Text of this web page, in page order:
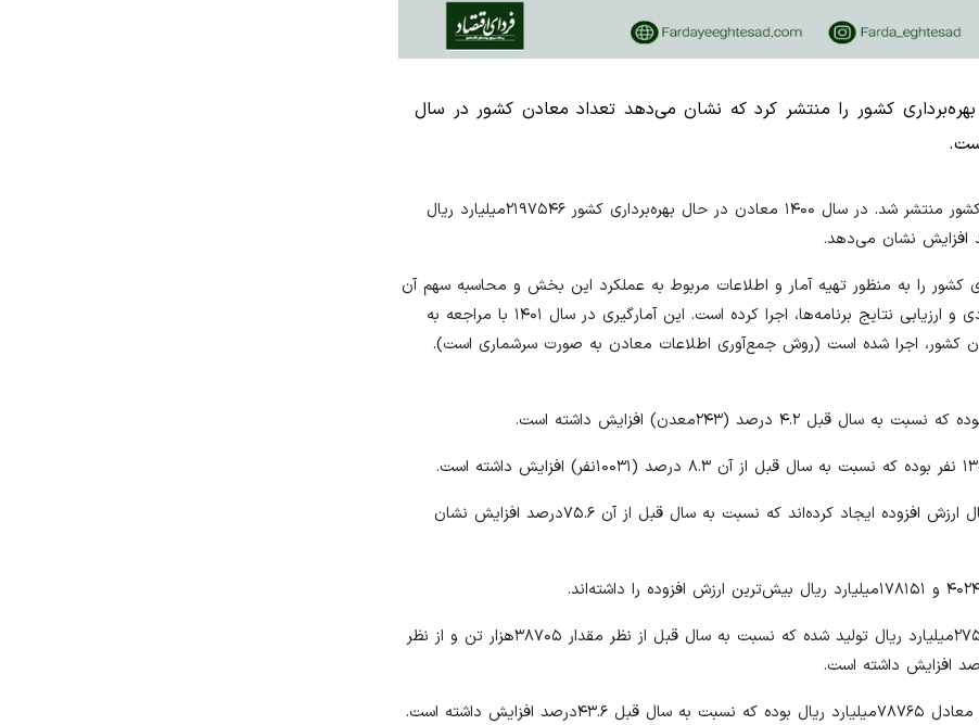
بهره‌برداری کشور را منتشر کرد که نشان می‌دهد تعداد معادن کشور در سال
نتایج طرح آمارگیری از معادن در حال بهره‌برداری کشور منتشر شد. در سال ۱۴۰۰ معادن در حال بهره‌برداری کشور ۲۱۹۷۵۴۶میلیارد ریال
کشور را به منظور تهیه آمار و اطلاعات مربوط به عملکرد این بخش و محاسبه سهم آن
در تولید ناخالص داخلی کشور، همچنین اتخاذ سیاست‌های اقتصادی و ارزیابی نتایج برنامه‌ها، اجرا کرده است. این آمارگیری در سال ۱۴۰۱ با مراجعه به
برای دستیابی به اطلاعات نهایی شده سال ۱۴۰۰معادن کشور، اجرا شده است (روش جمع‌آوری اطلاعات معادن به صورت سرشماری است).
در سال ۱۴۰۰ معادن در حال بهره‌برداری کشور ۲۱۹۷۵۴۶میلیارد ریال ارزش افزوده ایجاد کرده‌اند که نسبت به سال قبل از آن ۷۵.۶درصد افزایش نشان
در سال ۱۴۰۰، حدود ۴۸۵۰۵۷هزار تن مواد معدنی به ارزش ۲۷۵۰۲۴۱میلیارد ریال تولید شده که نسبت به سال قبل از نظر مقدار ۳۸۷۰۵هزار تن و از نظر